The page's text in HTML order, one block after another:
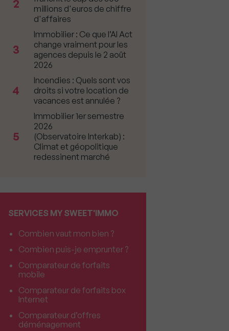
2
millions d'euros de chiffre
d'affaires
3
Immobilier : Ce que l’AI Act
change vraiment pour les
agences depuis le 2 août
2026
4
Incendies : Quels sont vos
droits si votre location de
vacances est annulée ?
5
Immobilier 1er semestre
2026
(Observatoire Interkab) :
Climat et géopolitique
redessinent marché
SERVICES MY SWEET'IMMO
Combien vaut mon bien ?
Combien puis-je emprunter ?
Comparateur de forfaits
mobile
Comparateur de forfaits box
Internet
Comparateur d’offres
déménagement